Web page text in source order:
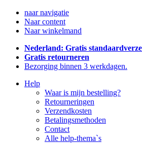
naar navigatie
Naar content
Naar winkelmand
Nederland: Gratis
Gratis retourneren
Bezorging binnen 3 werkdagen.
Help
Waar is mijn bestelling?
Retourneringen
Verzendkosten
Betalingsmethoden
Contact
Alle help-thema`s